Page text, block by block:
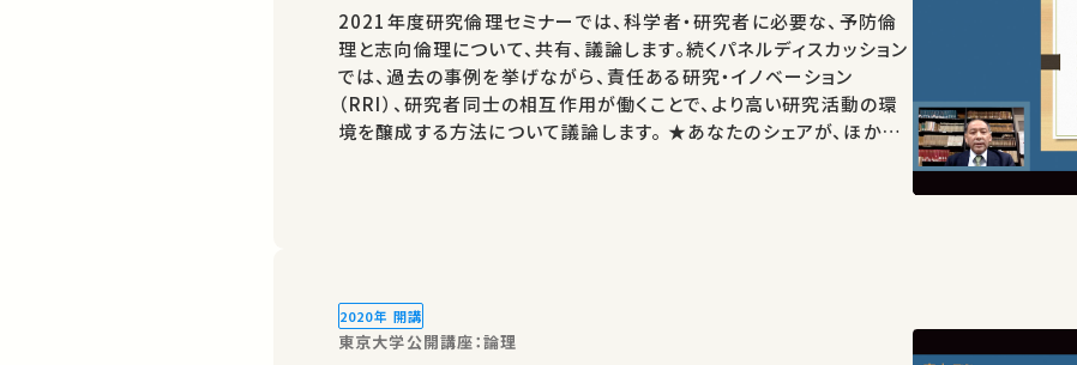
2021年度研究倫理セミナーでは、科学者・研究者に必要な、予防倫
理と志向倫理について、共有、議論します。続くパネルディスカッション
では、過去の事例を挙げながら、責任ある研究・イノベーション
（RRI）、研究者同士の相互作用が働くことで、より高い研究活動の環
境を醸成する方法について議論します。 ★あなたのシェアが、ほかの
2020年 開講
東京大学公開講座：論理